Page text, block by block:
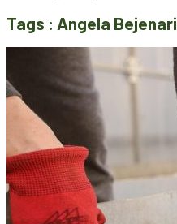
Tags : Angela Bejenari